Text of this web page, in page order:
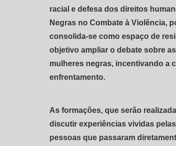
racial e defesa dos direitos
Negras no Combate à Violência,
consolida-se como espaço de
objetivo ampliar o debate sobre
mulheres negras, incentivando a
enfrentamento.
As formações, que serão
discutir experiências vividas
pessoas que passaram